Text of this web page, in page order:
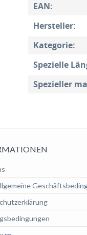
EAN:
Hersteller:
Kategorie:
Spezielle
Spezieller